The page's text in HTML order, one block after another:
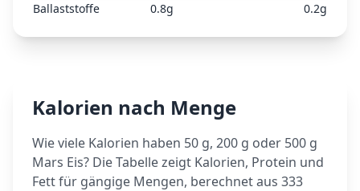
Ballaststoffe
0.8g 0.2g
Kalorien nach Menge
Wie viele Kalorien haben 50 g, 200 g oder 500 g
Mars Eis? Die Tabelle zeigt Kalorien, Protein und
Fett für gängige Mengen, berechnet aus 333